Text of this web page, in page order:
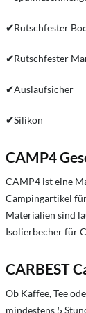
✔Rutschfester
✔Rutschfester
✔Auslaufsicher
✔Silikon
CAMP4
CAMP4 ist eine
Campingartikel
Materialien sind
Isolierbecher für
CARBEST
Ob Kaffee, Tee
mindestens 5